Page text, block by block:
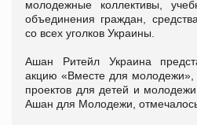
молодежные коллективы,
объединения граждан,
со всех уголков Украины.
Ашан Ритейл Украина
акцию «Вместе для молодежи»,
проектов для детей и
Ашан для Молодежи,